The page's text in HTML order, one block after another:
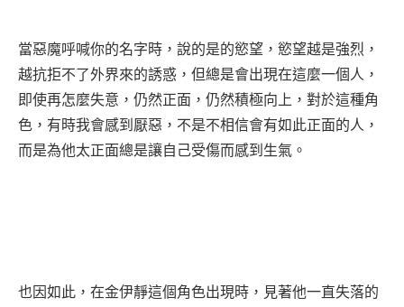
當惡魔呼喊你的名字時，說的是的慾望，慾望越是強烈，
越抗拒不了外界來的誘惑，但總是會出現在這麼一個人，
即使再怎麼失意，仍然正面，仍然積極向上，對於這種角
色，有時我會感到厭惡，不是不相信會有如此正面的人，
而是為他太正面總是讓自己受傷而感到生氣。
也因如此，在金伊靜這個角色出現時，見著他一直失落的